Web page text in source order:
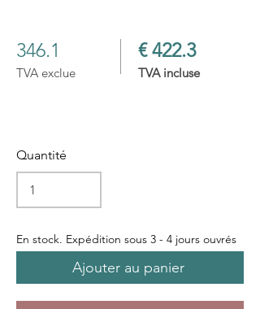
346.1
TVA exclue
€ 422.3
TVA incluse
Quantité
En stock. Expédition sous 3 - 4 jours ouvrés
Ajouter au panier